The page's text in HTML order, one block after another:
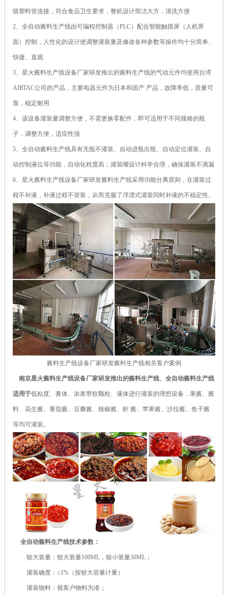
级塑料管连接，符合食品卫生要求，整机设计简洁大方，清洗方便
2、全自动酱料生产线由可编程控制器（PLC）配合智能触摸屏（人机界
面）控制，人性化的设计使调整灌装量及修改各种参数等操作均十分简单、
快捷、直观
3、星火酱料生产线设备厂家研发推出的酱料生产线的气动元件均使用台湾
AIRTAC公司的产品，主要电器元件为日本和国产 产品，故障率低，质量可
靠，稳定耐用
4、该设备灌装量调整方便，不需更换零配件，即可适用于不同规格的瓶
子，调整方便，适应性强
5、全自动酱料生产线具有无瓶不灌装、自动进瓶出瓶、自动定位灌装、自
动控制液位等功能，自动化程度高；灌装嘴设计科学合理，确保灌装不滴漏
6、星火酱料生产线设备厂家研发酱料生产线采用功能分离原则，在灌装过
程不补液，补液过程不管装，从而克服了浮漂式灌装同时补液的不稳定性。
酱料生产线设备厂家研发酱料生产线相关客户案例
南京星火酱料生产线设备厂家研发推出的酱料生产线、全自动酱料生产线
适用于低粘度、膏体、浓浆带软颗粒、液体进行灌装的理想设备，果酱、酱
料、花生酱、番茄酱、豆瓣酱、辣椒酱、虾 酱、苹果酱、沙拉酱、鱼子酱
等均可灌装。
全自动酱料生产线技术参数：
较大装量：较大装量100ML，较小装量50ML；
灌装确度：≤1%（按较大容量计量）
灌装物料：视客户物料为准；